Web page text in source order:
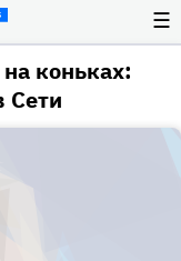
☰
коньках:
Сети